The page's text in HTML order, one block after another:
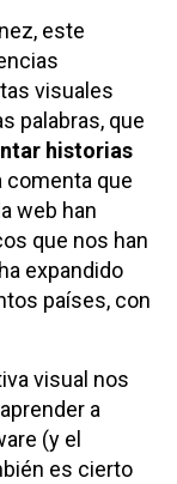
este
visuales
palabras, que
historias
comenta que
web han
que nos han
expandido
países, con
visual nos
a
(y el
es cierto